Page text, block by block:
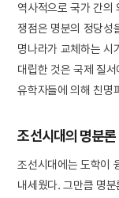
역사적으로 국가 간의
쟁점은 명분의 정당성
명나라가 교체하는 시
대립한 것은 국제 질
유학자들에 의해 친명
조선시대의 명분론
조선시대에는 도학이
내세웠다. 그만큼 명